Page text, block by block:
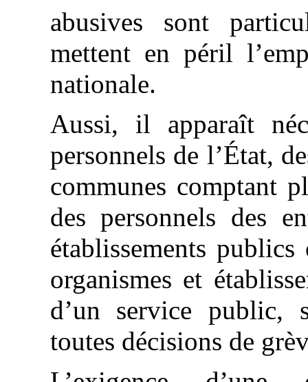
abusives sont
mettent en péril
nationale.
Aussi, il apparaît
personnels de l’État,
communes comptant
des personnels des
établissements
organismes et
d’un service public,
toutes décisions de